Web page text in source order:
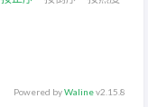
Powered byWalinev2.15.8